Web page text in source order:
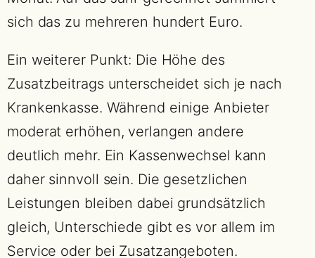
sich das zu mehreren hundert Euro.
Ein weiterer Punkt: Die Höhe des
Zusatzbeitrags unterscheidet sich je nach
Krankenkasse. Während einige Anbieter
moderat erhöhen, verlangen andere
deutlich mehr. Ein Kassenwechsel kann
daher sinnvoll sein. Die gesetzlichen
Leistungen bleiben dabei grundsätzlich
gleich, Unterschiede gibt es vor allem im
Service oder bei Zusatzangeboten.